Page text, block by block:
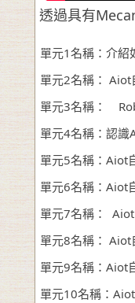
透過具有
單元1名稱：介紹
單元2名稱：
單元3名稱：
單元4名稱：認
單元5名稱：
單元6名稱：
單元7名稱：
單元8名稱：
單元9名稱：
單元10名稱：